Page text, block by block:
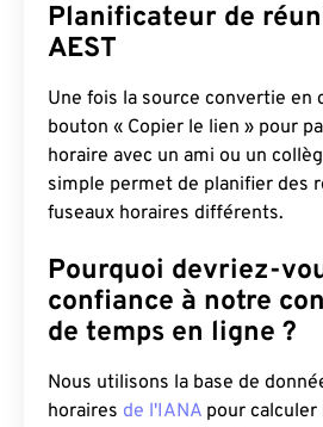
Planificateur de
AEST
Une fois la source convertie en
bouton « Copier le lien » pour
horaire avec un ami ou un
simple permet de planifier des
fuseaux horaires différents.
Pourquoi devriez-
confiance à notre
de temps en ligne ?
Nous utilisons la base de
horaires de l'IANA pour